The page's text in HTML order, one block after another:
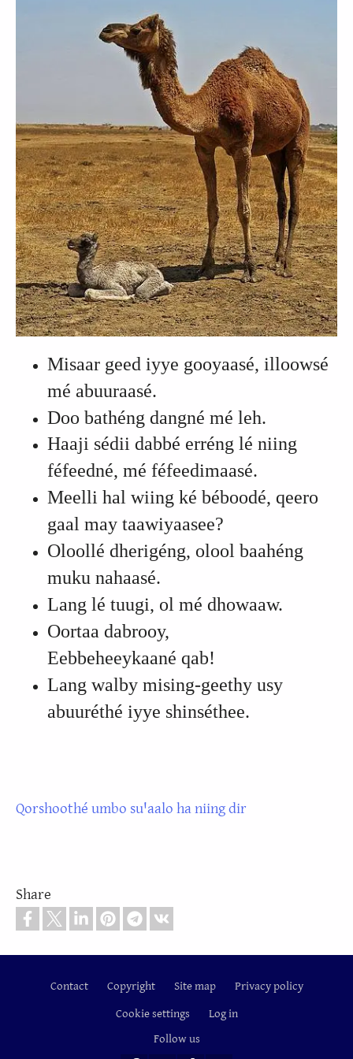
Misaar geed iyye gooyaasé, illoowsé
mé abuuraasé.
Doo bathéng dangné mé leh.
Haaji sédii dabbé erréng lé niing
féfeedné, mé féfeedimaasé.
Meelli hal wiing ké béboodé, qeero
gaal may taawiyaasee?
Oloollé dherigéng, olool baahéng
muku nahaasé.
Lang lé tuugi, ol mé dhowaaw.
Oortaa dabrooy,
Eebbeheeykaané qab!
Lang walby mising-geethy usy
abuuréthé iyye shinséthee.
Qorshoothé umbo suꞌaalo ha niing dir
Share
Footer
Contact Copyright Site map Privacy policy
Cookie settings
Log in
Follow us